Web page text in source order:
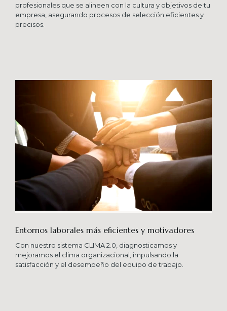
profesionales que se alineen con la cultura y objetivos de tu
empresa, asegurando procesos de selección eficientes y
precisos.
Entornos laborales más eficientes y motivadores
Con nuestro sistema CLIMA 2.0, diagnosticamos y
mejoramos el clima organizacional, impulsando la
satisfacción y el desempeño del equipo de trabajo.